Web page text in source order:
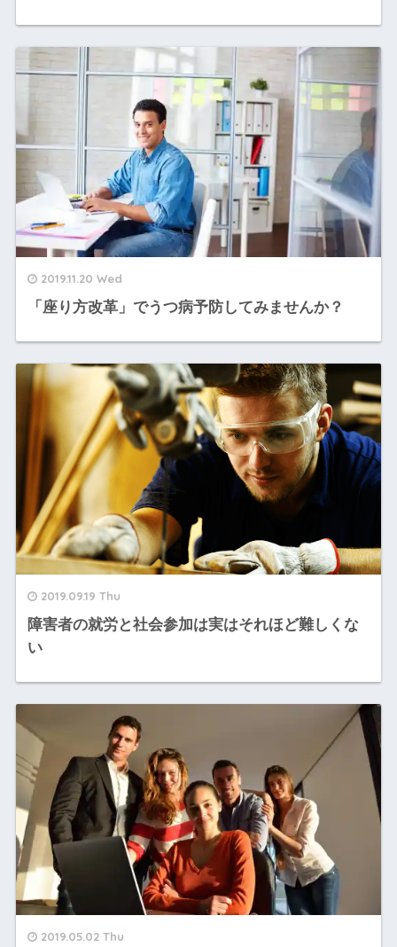
2019.11.20 Wed
「座り方改革」でうつ病予防してみませんか？
2019.09.19 Thu
障害者の就労と社会参加は実はそれほど難しくな
い
2019.05.02 Thu